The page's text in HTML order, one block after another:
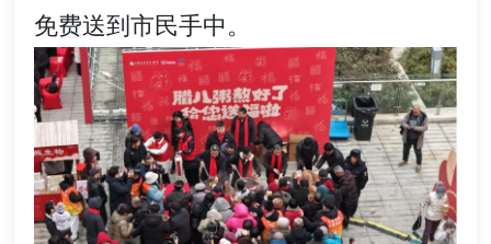
免费送到市民手中。